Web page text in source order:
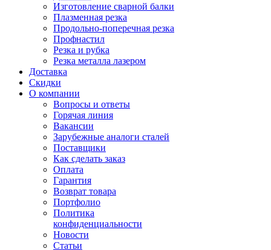
Изготовление сварной балки
Плазменная резка
Продольно-поперечная резка
Профнастил
Резка и рубка
Резка металла лазером
Доставка
Скидки
О компании
Вопросы и ответы
Горячая линия
Вакансии
Зарубежные аналоги сталей
Поставщики
Как сделать заказ
Оплата
Гарантия
Возврат товара
Портфолио
Политика
конфиденциальности
Новости
Статьи